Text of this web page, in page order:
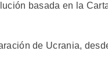
basada en la
de Ucrania,